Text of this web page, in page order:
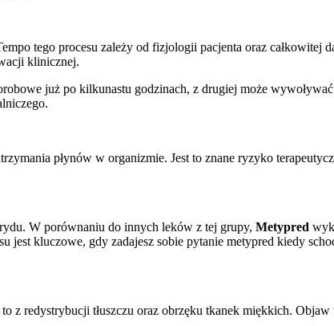
tego procesu zależy od fizjologii pacjenta oraz całkowitej
klinicznej.
już po kilkunastu godzinach, z drugiej może
płynów w organizmie. Jest to znane ryzyko
W porównaniu do innych leków z tej grupy, Metypred
kluczowe, gdy zadajesz sobie pytanie metypred kiedy
redystrybucji tłuszczu oraz obrzęku tkanek miękkich.